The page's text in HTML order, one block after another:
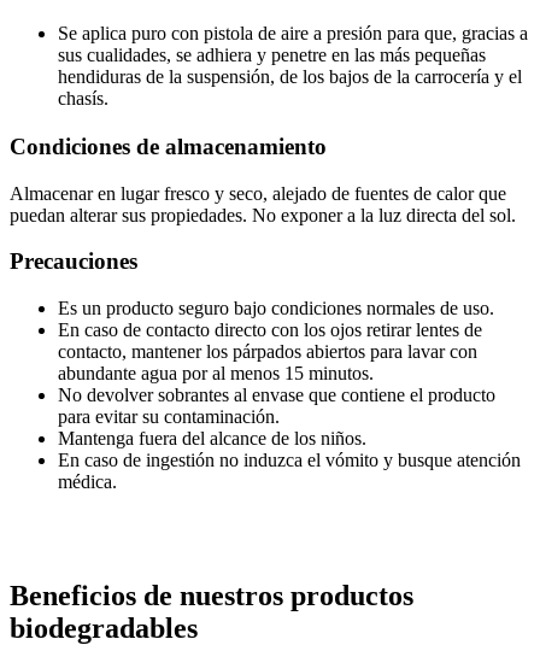
Se aplica puro con pistola de aire a presión para que, gracias a
sus cualidades, se adhiera y penetre en las más pequeñas
hendiduras de la suspensión, de los bajos de la carrocería y el
chasís.
Condiciones de almacenamiento
Almacenar en lugar fresco y seco, alejado de fuentes de calor que
puedan alterar sus propiedades. No exponer a la luz directa del sol.
Precauciones
Es un producto seguro bajo condiciones normales de uso.
En caso de contacto directo con los ojos retirar lentes de
contacto, mantener los párpados abiertos para lavar con
abundante agua por al menos 15 minutos.
No devolver sobrantes al envase que contiene el producto
para evitar su contaminación.
Mantenga fuera del alcance de los niños.
En caso de ingestión no induzca el vómito y busque atención
médica.
Beneficios de nuestros productos
biodegradables